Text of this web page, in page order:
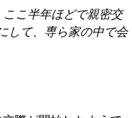
こ半年ほどで親密交
して、専ら家の中で会